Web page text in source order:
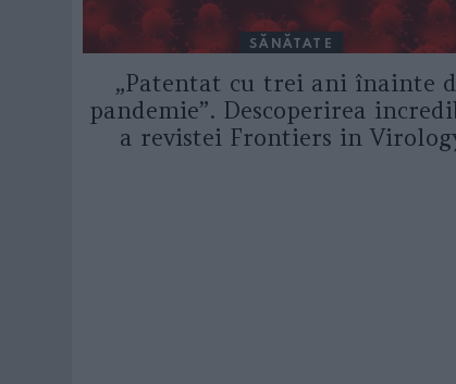
SĂNĂTATE
„Patentat cu trei ani înainte
pandemie”. Descoperirea
a revistei Frontiers in